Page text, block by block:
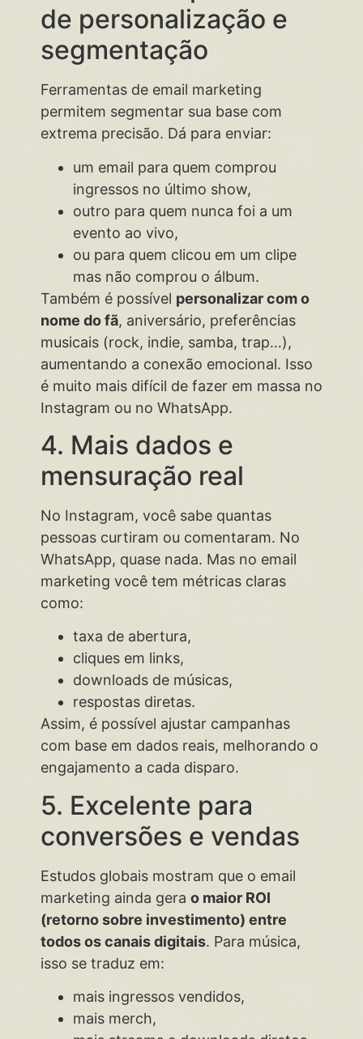
de personalização e
segmentação
Ferramentas de email marketing
permitem segmentar sua base com
extrema precisão. Dá para enviar:
um email para quem comprou
ingressos no último show,
outro para quem nunca foi a um
evento ao vivo,
ou para quem clicou em um clipe
mas não comprou o álbum.
Também é possível personalizar com o
nome do fã, aniversário, preferências
musicais (rock, indie, samba, trap…),
aumentando a conexão emocional. Isso
é muito mais difícil de fazer em massa no
Instagram ou no WhatsApp.
4. Mais dados e
mensuração real
No Instagram, você sabe quantas
pessoas curtiram ou comentaram. No
WhatsApp, quase nada. Mas no email
marketing você tem métricas claras
como:
taxa de abertura,
cliques em links,
downloads de músicas,
respostas diretas.
Assim, é possível ajustar campanhas
com base em dados reais, melhorando o
engajamento a cada disparo.
5. Excelente para
conversões e vendas
Estudos globais mostram que o email
marketing ainda gera o maior ROI
(retorno sobre investimento) entre
todos os canais digitais. Para música,
isso se traduz em:
mais ingressos vendidos,
mais merch,